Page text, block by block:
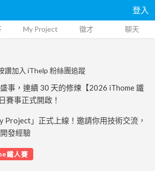
登入
My Project 徵才 聊天
讚加入 iThelp 粉絲團追蹤
事，連續 30 天的修煉【2026 iThome 鐵
賽事正式開啟！
Project」正式上線！邀請你用技術交流，
發經驗
鐵人賽